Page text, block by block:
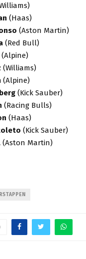
(Haas)
(Aston Martin)
(Red Bull)
(Alpine)
(Williams)
(Alpine)
(Kick Sauber)
(Racing Bulls)
(Haas)
(Kick Sauber)
(Aston Martin)